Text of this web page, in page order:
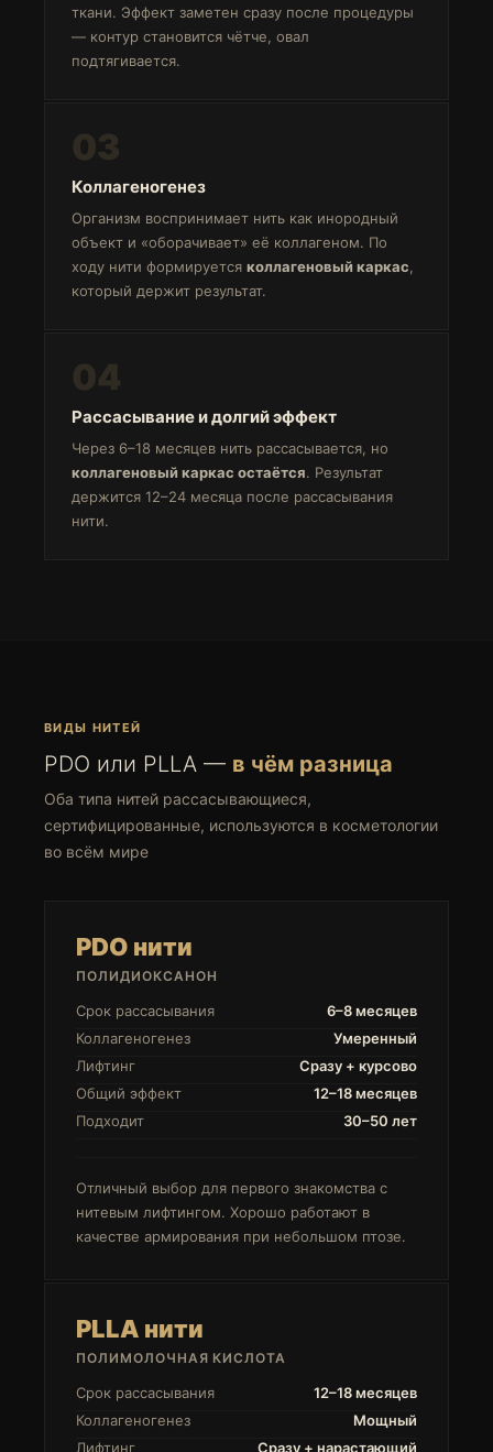
ткани. Эффект заметен сразу после процедуры
— контур становится чётче, овал
подтягивается.
03
Коллагеногенез
Организм воспринимает нить как инородный
объект и «оборачивает» её коллагеном. По
ходу нити формируется коллагеновый каркас
который держит результат.
04
Рассасывание и долгий эффект
Через 6–18 месяцев нить рассасывается, но
коллагеновый каркас остаётся. Результат
держится 12–24 месяца после рассасывания
нити.
ВИДЫ НИТЕЙ
PDO или PLLA — в чём разница
Оба типа нитей рассасывающиеся,
сертифицированные, используются в косметологии
во всём мире
PDO нити
ПОЛИДИОКСАНОН
Срок рассасывания
6–8 месяцев
Коллагеногенез
Умеренный
Лифтинг
Сразу + курсово
Общий эффект
12–18 месяцев
Подходит
30–50 лет
Отличный выбор для первого знакомства с
нитевым лифтингом. Хорошо работают в
качестве армирования при небольшом птозе.
PLLA нити
ПОЛИМОЛОЧНАЯ КИСЛОТА
Срок рассасывания
12–18 месяцев
Коллагеногенез
Мощный
Лифтинг
Сразу + нарастающий